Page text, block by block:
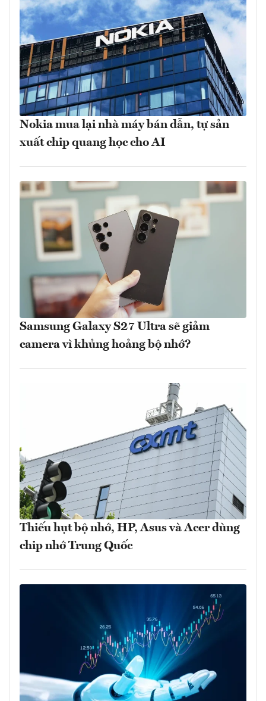
Nokia mua lại nhà máy bán dẫn, tự sản
xuất chip quang học cho AI
Samsung Galaxy S27 Ultra sẽ giảm
camera vì khủng hoảng bộ nhớ?
Thiếu hụt bộ nhớ, HP, Asus và Acer dùng
chip nhớ Trung Quốc